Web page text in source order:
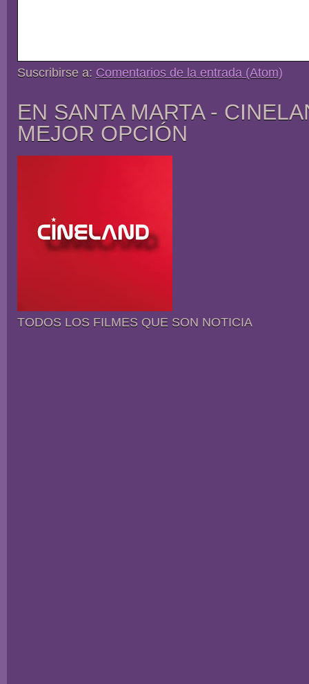
Suscribirse a: Comentarios de la entrada (Atom)
EN SANTA MARTA -
MEJOR OPCIÓN
TODOS LOS FILMES QUE SON NOTICIA